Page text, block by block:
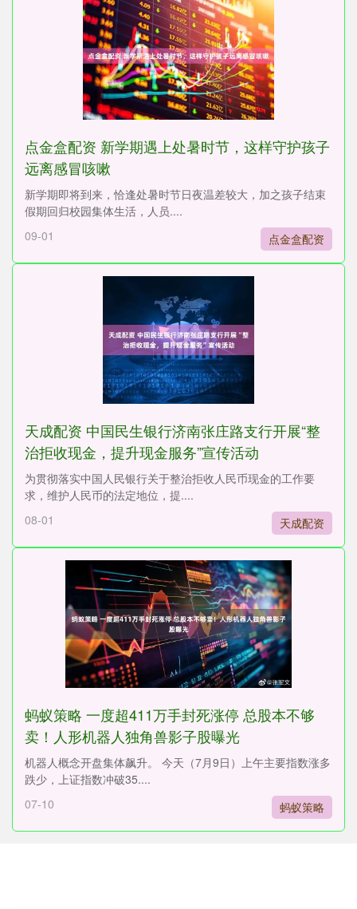
点金盒配资 新学期遇上处暑时节，这样守护孩子
远离感冒咳嗽
新学期即将到来，恰逢处暑时节日夜温差较大，加之孩子结束
假期回归校园集体生活，人员....
09-01
点金盒配资
天成配资 中国民生银行济南张庄路支行开展“整
治拒收现金，提升现金服务”宣传活动
为贯彻落实中国人民银行关于整治拒收人民币现金的工作要
求，维护人民币的法定地位，提....
08-01
天成配资
蚂蚁策略 一度超411万手封死涨停 总股本不够
卖！人形机器人独角兽影子股曝光
机器人概念开盘集体飙升。 今天（7月9日）上午主要指数涨多
跌少，上证指数冲破35....
07-10
蚂蚁策略